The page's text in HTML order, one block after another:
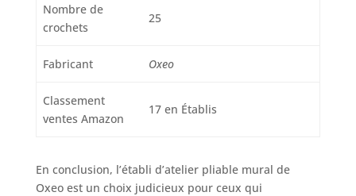
Nombre de
crochets
25
Fabricant Oxeo
Classement
ventes Amazon
17 en Établis
En conclusion, l’établi d’atelier pliable mural de
Oxeo est un choix judicieux pour ceux qui